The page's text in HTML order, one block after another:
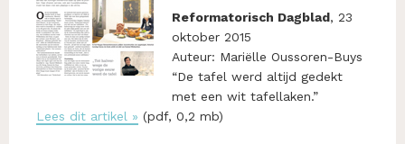
Reformatorisch Dagblad, 23
oktober 2015
Auteur: Mariëlle Oussoren-Buys
“De tafel werd altijd gedekt
met een wit tafellaken.”
Lees dit artikel » (pdf, 0,2 mb)